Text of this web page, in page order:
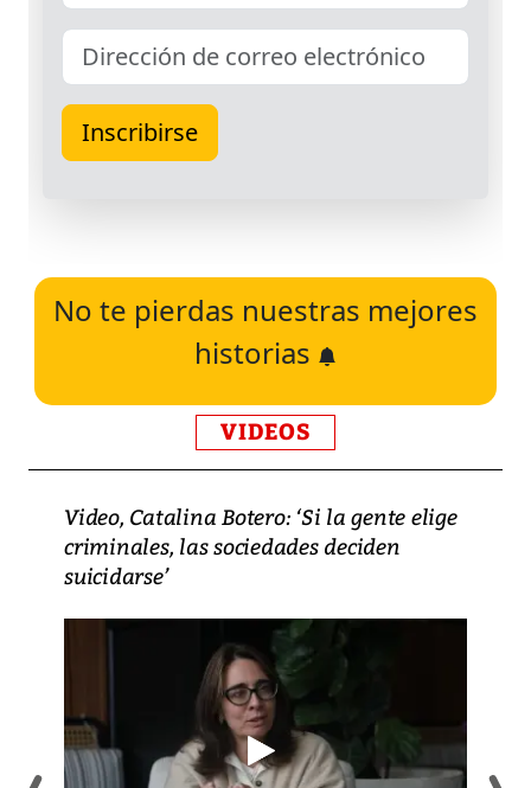
No te pierdas nuestras mejores
historias
VIDEOS
Video, Catalina Botero: ‘Si la gente elige
criminales, las sociedades deciden
suicidarse’